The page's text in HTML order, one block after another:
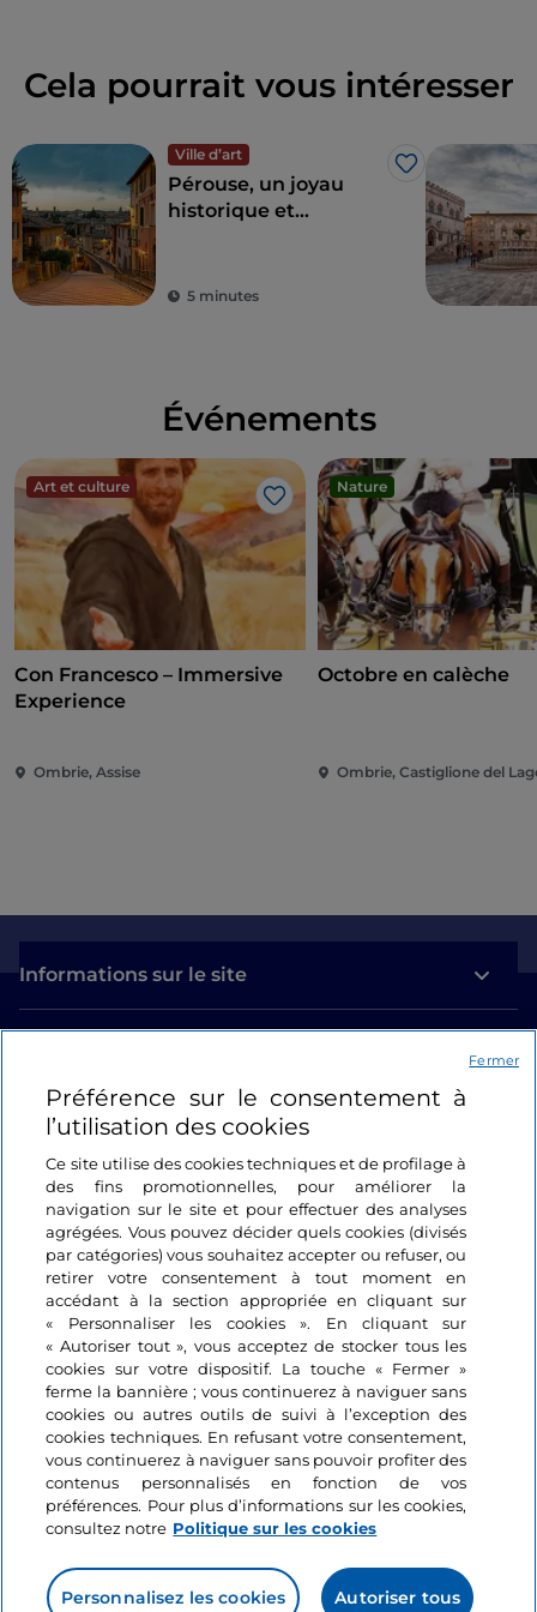
Cela pourrait vous intéresser
Ville d’art
J’aime
Pérouse, un joyau
historique et
5 minutes
Événements
Art et culture
J’aime
Con Francesco – Immersive
Experience
Ombrie, Assise
Nature
Octobre en calèche
Ombrie, Castiglione del
Informations sur le site
Se connecter
Suivez-nous
Préférence sur le consentement à
l’utilisation des cookies
Ce site utilise des cookies techniques et de profilage à
des fins promotionnelles, pour améliorer la
navigation sur le site et pour effectuer des analyses
agrégées. Vous pouvez décider quels cookies (divisés
par catégories) vous souhaitez accepter ou refuser, ou
retirer votre consentement à tout moment en
accédant à la section appropriée en cliquant sur
« Personnaliser les cookies ». En cliquant sur
« Autoriser tout », vous acceptez de stocker tous les
cookies sur votre dispositif. La touche « Fermer »
ferme la bannière ; vous continuerez à naviguer sans
cookies ou autres outils de suivi à l’exception des
cookies techniques. En refusant votre consentement,
vous continuerez à naviguer sans pouvoir profiter des
contenus personnalisés en fonction de vos
préférences. Pour plus d’informations sur les cookies,
consultez notre Politique sur les cookies
Personnalisez les cookies Autoriser tous
Fermer